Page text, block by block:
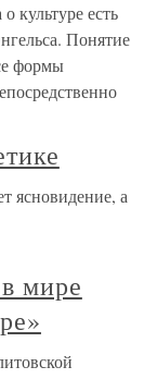
культуре есть
Понятие
формы
ясновидение, а
мире